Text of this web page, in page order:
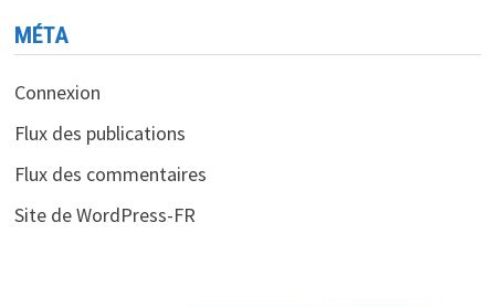
MÉTA
Connexion
Flux des publications
Flux des commentaires
Site de WordPress-FR